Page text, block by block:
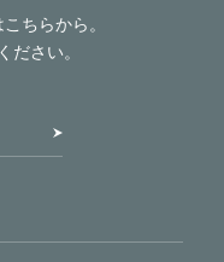
ちらから。
ださい。